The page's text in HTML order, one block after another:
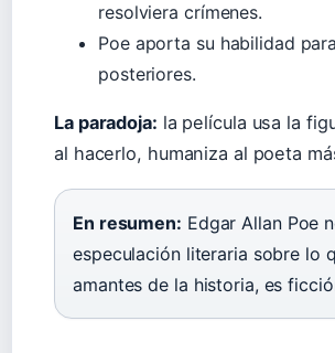
resolviera crímenes.
Poe aporta su habilidad
posteriores.
La paradoja: la película usa la
al hacerlo, humaniza al poeta
En resumen: Edgar Allan Poe
especulación literaria sobre lo
amantes de la historia, es